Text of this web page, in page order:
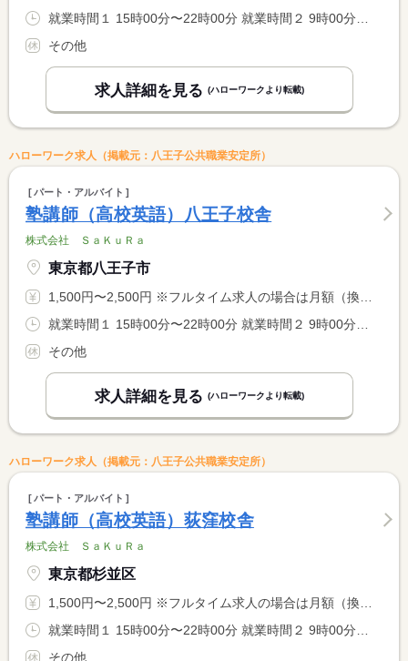
就業時間１ 15時00分〜22時00分 就業時間２ 9時00分〜22時00分 就業時間に関する特記事項 開塾時間：平日は（１）、土・日は（２） <BR> <BR> ＊９：００〜２２：００の間の実働２〜８時間程度（応相談）
その他
求人詳細を見る (ハローワークより転載)
ハローワーク求人（掲載元：八王子公共職業安定所）
パート・アルバイト
塾講師（高校英語）八王子校舎
株式会社 ＳａＫｕＲａ
東京都八王子市
1,500円〜2,500円 ※フルタイム求人の場合は月額（換算額）、パート求人の場合は時間額を表示しています。
就業時間１ 15時00分〜22時00分 就業時間２ 9時00分〜22時00分 就業時間に関する特記事項 開塾時間：平日は（１）、土・日は（２） <BR> <BR> ＊９：００〜２２：００の間の実働２〜８時間程度（応相談）
その他
求人詳細を見る (ハローワークより転載)
ハローワーク求人（掲載元：八王子公共職業安定所）
パート・アルバイト
塾講師（高校英語）荻窪校舎
株式会社 ＳａＫｕＲａ
東京都杉並区
1,500円〜2,500円 ※フルタイム求人の場合は月額（換算額）、パート求人の場合は時間額を表示しています。
就業時間１ 15時00分〜22時00分 就業時間２ 9時00分〜22時00分 就業時間に関する特記事項 開塾時間：平日は（１）、土・日は（２） <BR> <BR> ＊９：００〜２２：００の間の実働２〜８時間程度（応相談）
その他